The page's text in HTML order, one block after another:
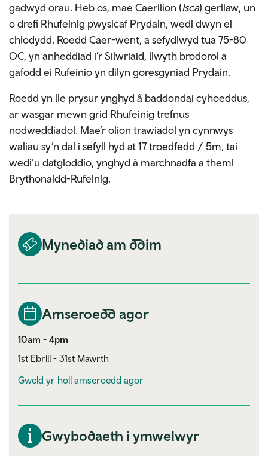
Mynediad am ddim
Amseroedd agor
10am - 4pm
1st Ebrill - 31st Mawrth
Gweld yr holl amseroedd agor
Gwybodaeth i ymwelwyr
gadwyd orau. Heb os, mae Caerllion (Isca) gerllaw, un
o drefi Rhufeinig pwysicaf Prydain, wedi dwyn ei
chlodydd. Roedd Caer-went, a sefydlwyd tua 75-80
OC, yn anheddiad i’r Silwriaid, llwyth brodorol a
gafodd ei Rufeinio yn dilyn goresgyniad Prydain.
Roedd yn lle prysur ynghyd â baddondai cyhoeddus,
ar wasgar mewn grid Rhufeinig trefnus
nodweddiadol. Mae’r olion trawiadol yn cynnwys
waliau sy’n dal i sefyll hyd at 17 troedfedd / 5m, tai
wedi’u datgloddio, ynghyd â marchnadfa a theml
Brythonaidd-Rufeinig.